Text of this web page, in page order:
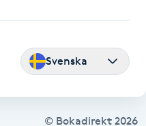
Svenska
© Bokadirekt 2026